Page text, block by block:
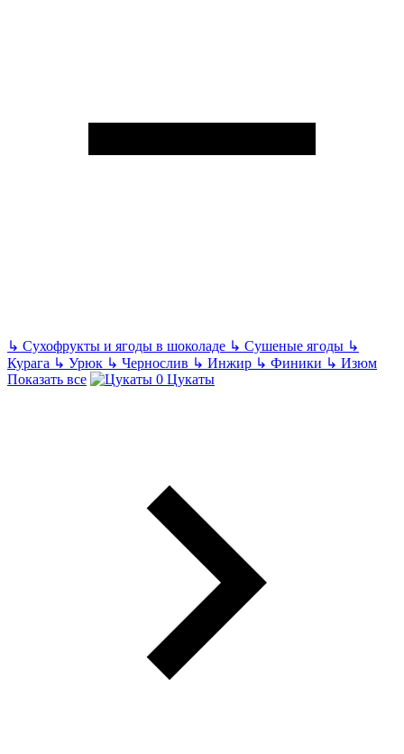
↳ Сухофрукты и ягоды в шоколаде ↳ Сушеные ягоды ↳
Курага ↳ Урюк ↳ Чернослив ↳ Инжир ↳ Финики ↳ Изюм
Показать все
Цукаты